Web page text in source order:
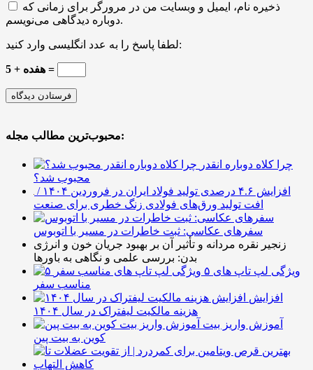
ذخیره نام، ایمیل و وبسایت من در مرورگر برای زمانی که
دوباره دیدگاهی می‌نویسم.
لطفا پاسخ را به عدد انگلیسی وارد کنید:
5 + هفده =
محبوب‌ترین مطالب مجله:
چرا کلاه دوباره انقدر
محبوب شد؟
افزایش ۴.۶ درصدی تولید فولاد ایران در فروردین ۱۴۰۴ /
افت تولید ورق‌های فولادی زنگ خطری برای صنعت
سفرهای عکاسی: ثبت خاطرات در مسیر با اتوبوس
زنجیر نقره مردانه و تأثیر آن بر بهبود جریان خون و انرژی
بدن: بررسی علمی و نگاهی به باورها
۵ ویژگی لپ تاپ های
مناسب سفر
افزایش
هزینه مالکیت لیفتراک در سال ۱۴۰۴
آموزش واریز بیت
کوین به بیت پین